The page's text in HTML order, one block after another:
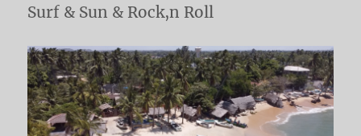
Surf & Sun & Rock,n Roll